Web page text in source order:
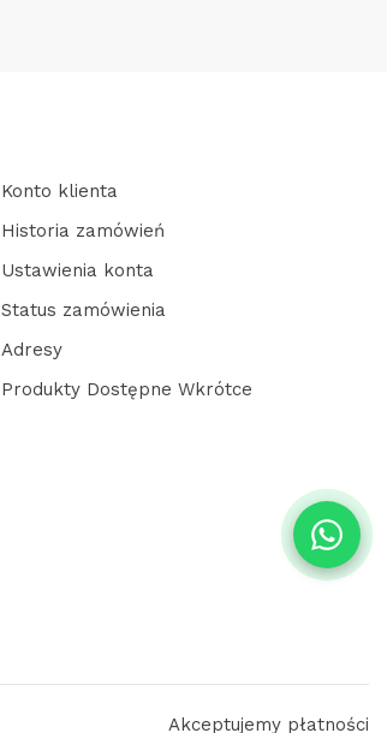
Konto klienta
Historia zamówień
Ustawienia konta
Status zamówienia
Adresy
Produkty Dostępne Wkrótce
Akceptujemy płatności